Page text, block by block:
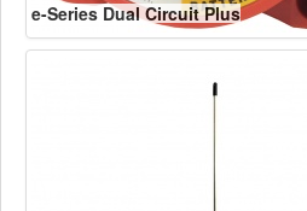
e-Series Dual Circuit Plus